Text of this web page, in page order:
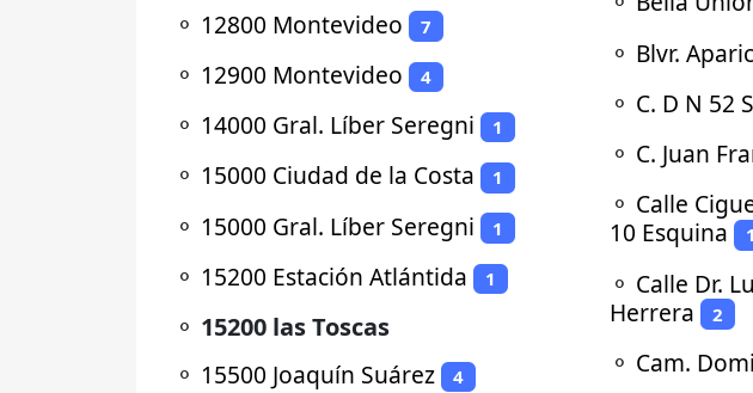
⚬ 12800 Montevideo 7
⚬ 12900 Montevideo 4
⚬ 14000 Gral. Líber Seregni 1
⚬ 15000 Ciudad de la Costa 1
⚬ 15000 Gral. Líber Seregni 1
⚬ 15200 Estación Atlántida 1
⚬ 15200 las Toscas
⚬ 15500 Joaquín Suárez 4
⚬ Blvr.
⚬ C. D N 52
⚬ C. Juan
⚬ Calle
10 Esquina
1
⚬ Calle Dr.
Herrera
2
⚬ Cam.